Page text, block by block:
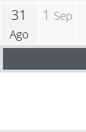
31
Ago
1 Sep